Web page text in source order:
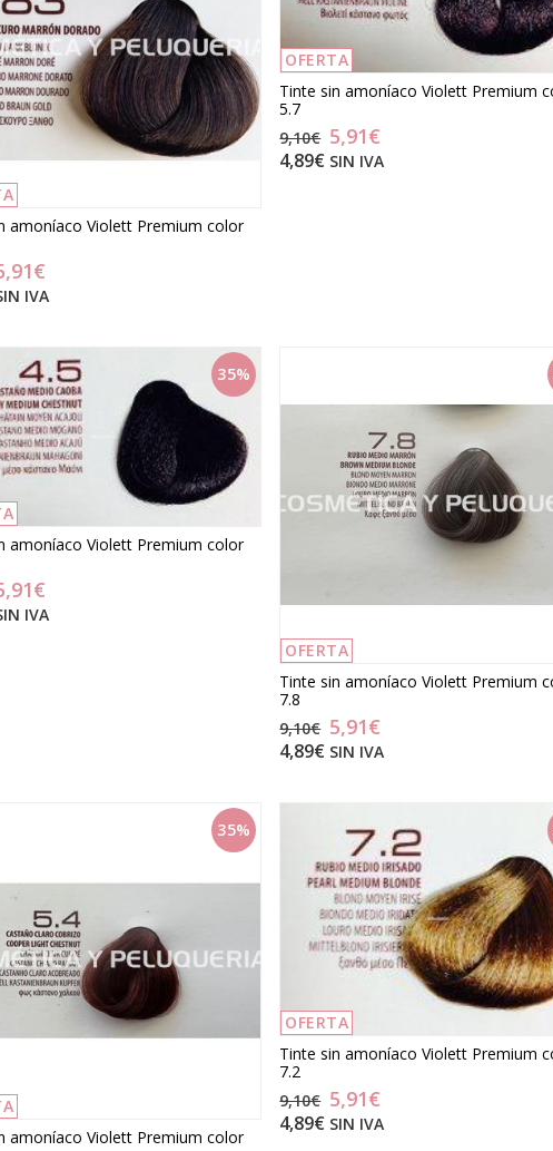
amoníaco Violett Premium color
IVA
OFERTA
Tinte sin amoníaco Violett Premium
5.7
9,10€ 5,91€
4,89€ SIN IVA
35%
amoníaco Violett Premium color
IVA
OFERTA
Tinte sin amoníaco Violett Premium
7.8
9,10€ 5,91€
4,89€ SIN IVA
35%
amoníaco Violett Premium color
OFERTA
Tinte sin amoníaco Violett Premium
7.2
9,10€ 5,91€
4,89€ SIN IVA